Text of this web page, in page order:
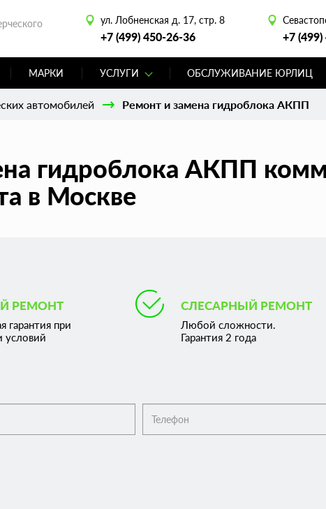
ул. Лобненская д. 17, стр. 8
+7 (499) 450-26-36 +7
МАРКИ УСЛУГИ ОБСЛУЖИВАНИЕ ЮРЛИЦ
автомобилей Ремонт и замена гидроблока АКПП
гидроблока АКПП
в Москве
РЕМОНТ
гарантия при
условий
СЛЕСАРНЫЙ РЕМОНТ
Любой сложности.
Гарантия 2 года